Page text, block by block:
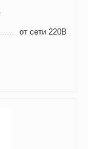
от сети 220В